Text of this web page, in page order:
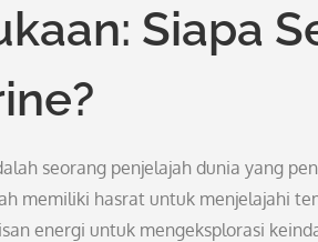
Siapa
seorang penjelajah dunia yang
memiliki hasrat untuk menjelajahi
energi untuk mengeksplorasi